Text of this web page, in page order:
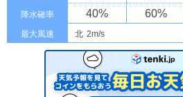
降水確率 40% 60%
最大風速 北 2m/s